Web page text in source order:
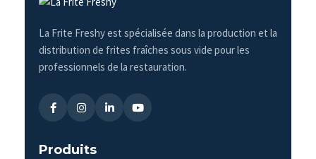
La Frite Freshy est spécialisée dans la production et la
distribution de frites fraîches sous vide pour les
professionnels de la restauration.
Produits